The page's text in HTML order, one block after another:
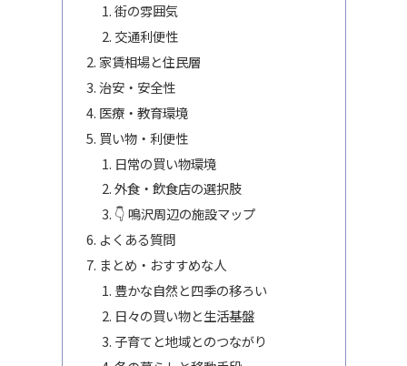
街の雰囲気
交通利便性
家賃相場と住民層
治安・安全性
医療・教育環境
買い物・利便性
日常の買い物環境
外食・飲食店の選択肢
👇 鳴沢周辺の施設マップ
よくある質問
まとめ・おすすめな人
豊かな自然と四季の移ろい
日々の買い物と生活基盤
子育てと地域とのつながり